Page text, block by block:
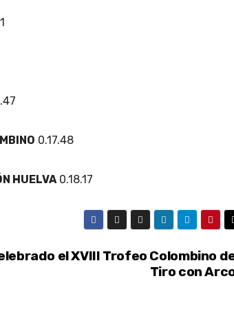
0.17.48
HUELVA0.18.17
el XVIII Trofeo Colombino
Tiro con